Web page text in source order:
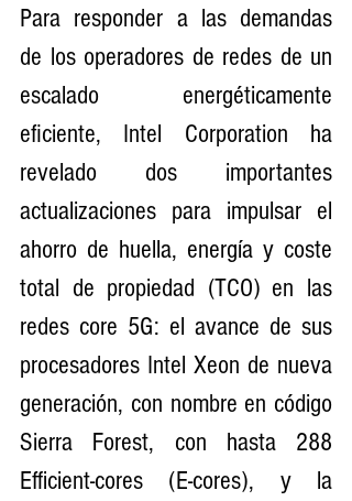
Para responder a las demandas
de los operadores de redes de un
escalado energéticamente
eficiente, Intel Corporation ha
revelado dos importantes
actualizaciones para impulsar el
ahorro de huella, energía y coste
total de propiedad (TCO) en las
redes core 5G: el avance de sus
procesadores Intel Xeon de nueva
generación, con nombre en código
Sierra Forest, con hasta 288
Efficient-cores (E-cores), y la